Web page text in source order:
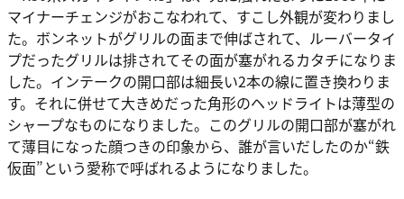
マイナーチェンジがおこなわれて、すこし外観が変わりまし
た。ボンネットがグリルの面まで伸ばされて、ルーバータイ
プだったグリルは排されてその面が塞がれるカタチになりま
した。インテークの開口部は細長い2本の線に置き換わりま
す。それに併せて大きめだった角形のヘッドライトは薄型の
シャープなものになりました。このグリルの開口部が塞がれ
て薄目になった顔つきの印象から、誰が言いだしたのか“鉄
仮面”という愛称で呼ばれるようになりました。